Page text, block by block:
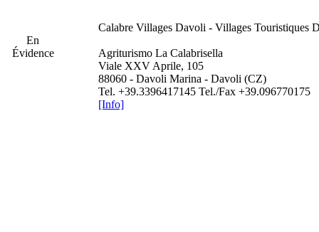
En
Évidence
Calabre Villages Davoli - Villages Touristiques
Agriturismo La Calabrisella
Viale XXV Aprile, 105
88060 - Davoli Marina - Davoli (CZ)
Tel. +39.3396417145 Tel./Fax +39.096770175
[Info]